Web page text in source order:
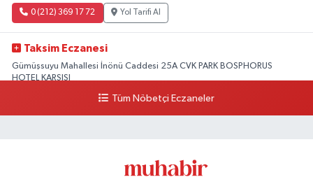
0 (212) 369 17 72 Yol Tarifi Al
Taksim Eczanesi
Gümüşsuyu Mahallesi İnönü Caddesi 25A CVK PARK BOSPHORUS
HOTEL KARŞISI
Yol Tarifi Al
Tüm Nöbetçi Eczaneler